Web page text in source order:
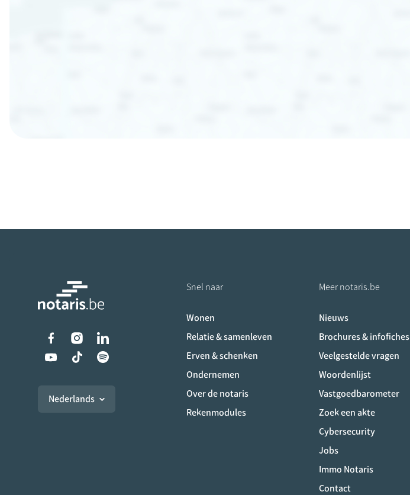
Liens vers les réseaux sociaux
Nederlands
Snel naar
Wonen
Relatie & samenleven
Erven & schenken
Ondernemen
Over de notaris
Rekenmodules
Meer notaris.be
Nieuws
Brochures & infofiches
Veelgestelde vragen
Woordenlijst
Vastgoedbarometer
Zoek een akte
Cybersecurity
Jobs
Immo Notaris
Contact